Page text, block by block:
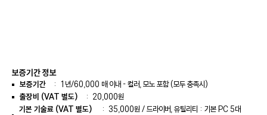
보증기간 정보
보증기간 : 1년/60,000 매 이내 - 컬러, 모노 포함 (모두 충족시)
출장비 (VAT 별도)
: 20,000원
기본 기술료 (VAT 별도)
: 35,000원 / 드라이버, 유틸리티 : 기본 PC 5대